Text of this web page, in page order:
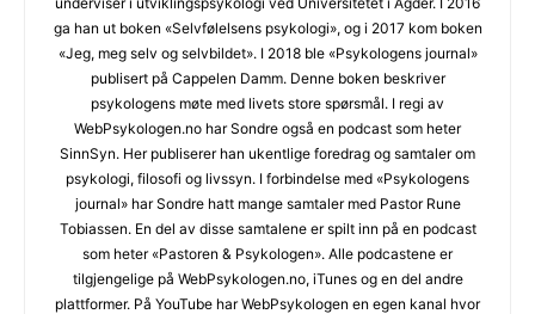
ga han ut boken «Selvfølelsens psykologi», og i 2017 kom boken
«Jeg, meg selv og selvbildet». I 2018 ble «Psykologens journal»
publisert på Cappelen Damm. Denne boken beskriver
psykologens møte med livets store spørsmål. I regi av
WebPsykologen.no har Sondre også en podcast som heter
SinnSyn. Her publiserer han ukentlige foredrag og samtaler om
psykologi, filosofi og livssyn. I forbindelse med «Psykologens
journal» har Sondre hatt mange samtaler med Pastor Rune
Tobiassen. En del av disse samtalene er spilt inn på en podcast
som heter «Pastoren & Psykologen». Alle podcastene er
tilgjengelige på WebPsykologen.no, iTunes og en del andre
plattformer. På YouTube har WebPsykologen en egen kanal hvor